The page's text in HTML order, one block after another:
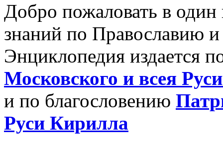
Добро пожаловать в
знаний по Православию
Энциклопедия издается
Московского и всея
и по благословению
Руси Кирилла